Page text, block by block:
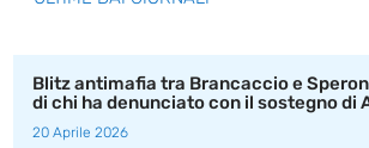
Blitz antimafia tra Brancaccio e
di chi ha denunciato con il sostegno di
20 Aprile 2026